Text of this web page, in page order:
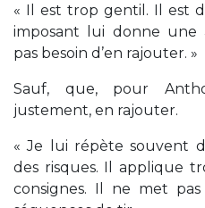
« Il est trop gentil. Il est
imposant lui donne une
pas besoin d’en rajouter. »
Sauf, que, pour
justement, en rajouter.
« Je lui répète souvent
des risques. Il applique
consignes. Il ne met